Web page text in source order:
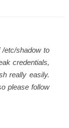
/etc/shadow to
credentials,
really easily.
please follow